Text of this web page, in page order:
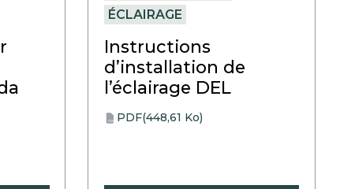
ÉCLAIRAGE
Instructions
d’installation de
l’éclairage DEL
PDF PDF(448,61 Ko)
opens